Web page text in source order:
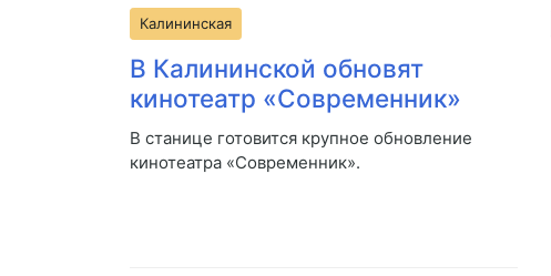
Калининская
В Калининской обновят
кинотеатр «Современник»
В станице готовится крупное обновление
кинотеатра «Современник».